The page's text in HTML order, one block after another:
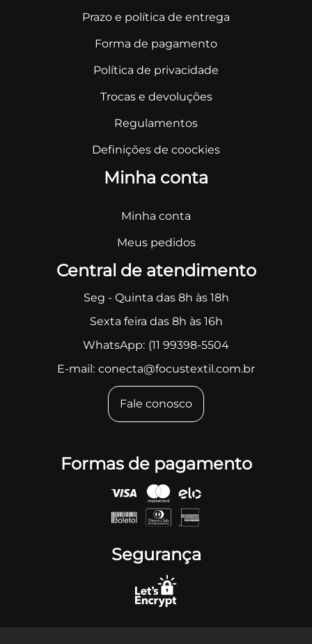
Prazo e política de entrega
Forma de pagamento
Política de privacidade
Trocas e devoluções
Regulamentos
Definições de coockies
Minha conta
Minha conta
Meus pedidos
Central de atendimento
Seg - Quinta das 8h às 18h
Sexta feira das 8h às 16h
WhatsApp: (11 99398-5504
E-mail: conecta@focustextil.com.br
Fale conosco
Formas de pagamento
Segurança